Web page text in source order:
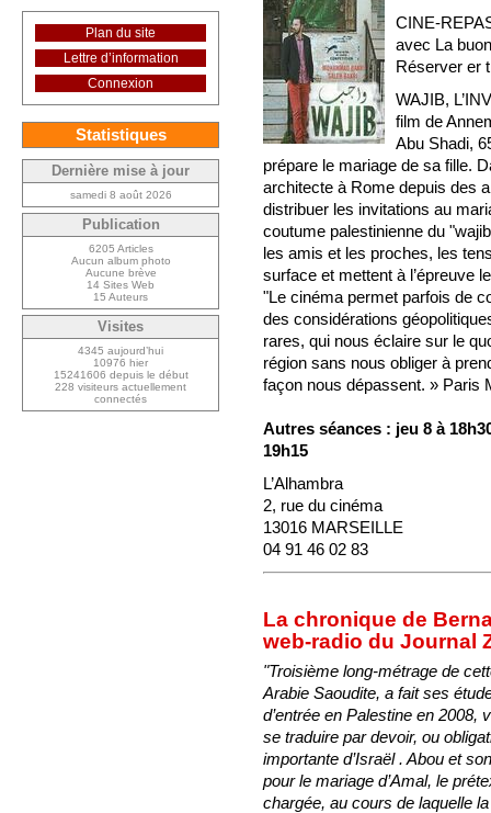
CINE-
avec La
Réserver er
WAJIB,
film de
Abu Shadi,
prépare le mariage de sa fille.
architecte à Rome depuis des
distribuer les invitations au
coutume palestinienne du
les amis et les proches, les
surface et mettent à l’épreuve
"Le cinéma permet parfois de
des considérations
rares, qui nous éclaire sur le
région sans nous obliger à
façon nous dépassent. » Paris
Autres séances : jeu 8 à
19h15
L’Alhambra
2, rue du cinéma
13016 MARSEILLE
04 91 46 02 83
La chronique de
web-radio du Journal
"Troisième long-métrage de
Arabie Saoudite, a fait ses
d’entrée en Palestine en 2008,
se traduire par devoir, ou
importante d’Israël . Abou et
pour le mariage d’Amal, le
chargée, au cours de laquelle
Plan du site
Lettre d’information
Connexion
Statistiques
Dernière mise à jour
samedi 8 août 2026
Publication
6205 Articles
Aucun album photo
Aucune brève
14 Sites Web
15 Auteurs
Visites
4345 aujourd’hui
10976 hier
15241606 depuis le début
228 visiteurs actuellement
connectés